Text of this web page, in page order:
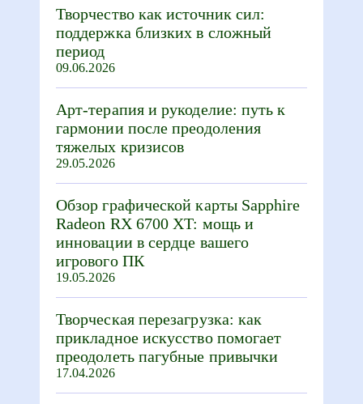
Творчество как источник сил:
поддержка близких в сложный
период
09.06.2026
Арт-терапия и рукоделие: путь к
гармонии после преодоления
тяжелых кризисов
29.05.2026
Обзор графической карты Sapphire
Radeon RX 6700 XT: мощь и
инновации в сердце вашего
игрового ПК
19.05.2026
Творческая перезагрузка: как
прикладное искусство помогает
преодолеть пагубные привычки
17.04.2026